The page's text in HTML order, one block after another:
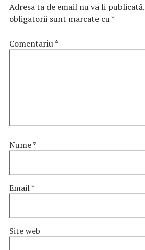
Adresa ta de email nu va fi publicată.
obligatorii sunt marcate cu*
Comentariu*
Nume*
Email*
Site web